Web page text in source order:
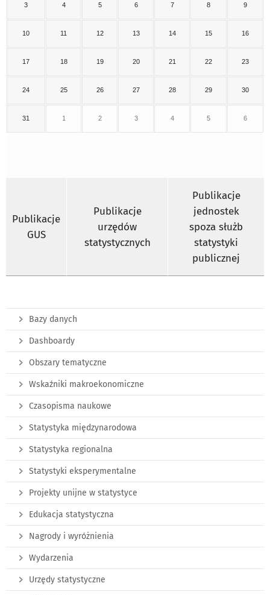
3 4 5 6 7 8 9
10 11 12 13 14 15 16
17 18 19 20 21 22 23
24 25 26 27 28 29 30
31 1 2 3 4 5 6
Publikacje
GUS
Publikacje
urzędów
statystycznych
Publikacje
jednostek
spoza służb
statystyki
publicznej
Bazy danych
Dashboardy
Obszary tematyczne
Wskaźniki makroekonomiczne
Czasopisma naukowe
Statystyka międzynarodowa
Statystyka regionalna
Statystyki eksperymentalne
Projekty unijne w statystyce
Edukacja statystyczna
Nagrody i wyróżnienia
Wydarzenia
Urzędy statystyczne